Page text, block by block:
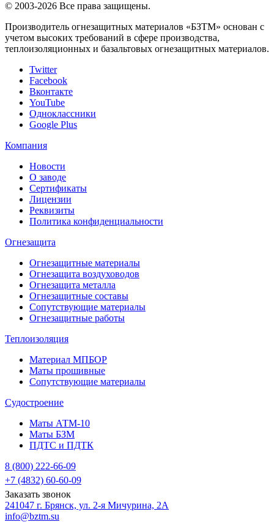
© 2003-2026 Все права защищены.
Производитель огнезащитных материалов «БЗТМ» основан с
учетом высоких требований в сфере производства,
теплоизоляционных и базальтовых огнезащитных материалов.
Twitter
Facebook
Вконтакте
YouTube
Одноклассники
Google Plus
Компания
Новости
О заводе
Сертификаты
Лицензии
Реквизиты
Политика конфиденциальности
Огнезащита
Огнезащитные материалы
Огнезащита воздуховодов
Огнезащита металлa
Огнезащитные составы
Сопутствующие материалы
Огнезащитные работы
Теплоизоляция
Материал МПБОР
Маты прошивные
Сопутствующие материалы
Судостроение
Маты АТМ-10
Маты БЗМ
ПДТС и ПДТК
8 (800) 222-66-09
+7 (4832) 60-60-09
Заказать звонок
241047 г. Брянск, ул. 2-я Мичурина, 2А
info@bztm.su